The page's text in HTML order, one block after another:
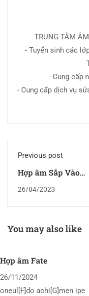
TRUNG TÂM
- Tuyển sinh các
- Cung cấp
- Cung cấp dịch vụ
Previous post
Hợp âm Sắp Vào
26/04/2023
You may also like
Hợp âm Fate
26/11/2024
oneul[F]do achi[G]men ipe